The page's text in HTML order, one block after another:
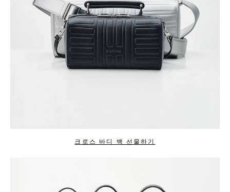
크로스 바디 백 선물하기